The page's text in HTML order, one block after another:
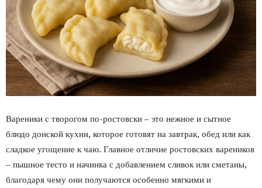
Вареники с творогом по-ростовски – это нежное и сытное
блюдо донской кухни, которое готовят на завтрак, обед или как
сладкое угощение к чаю. Главное отличие ростовских вареников
– пышное тесто и начинка с добавлением сливок или сметаны,
благодаря чему они получаются особенно мягкими и